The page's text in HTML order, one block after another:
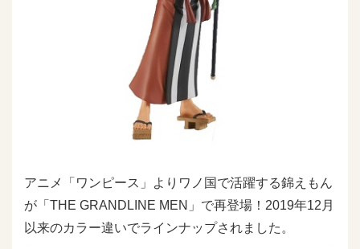
アニメ「ワンピース」よりワノ国で活躍する錦えもん
が「THE GRANDLINE MEN」で再登場！2019年12月
以来のカラー違いでラインナップされました。